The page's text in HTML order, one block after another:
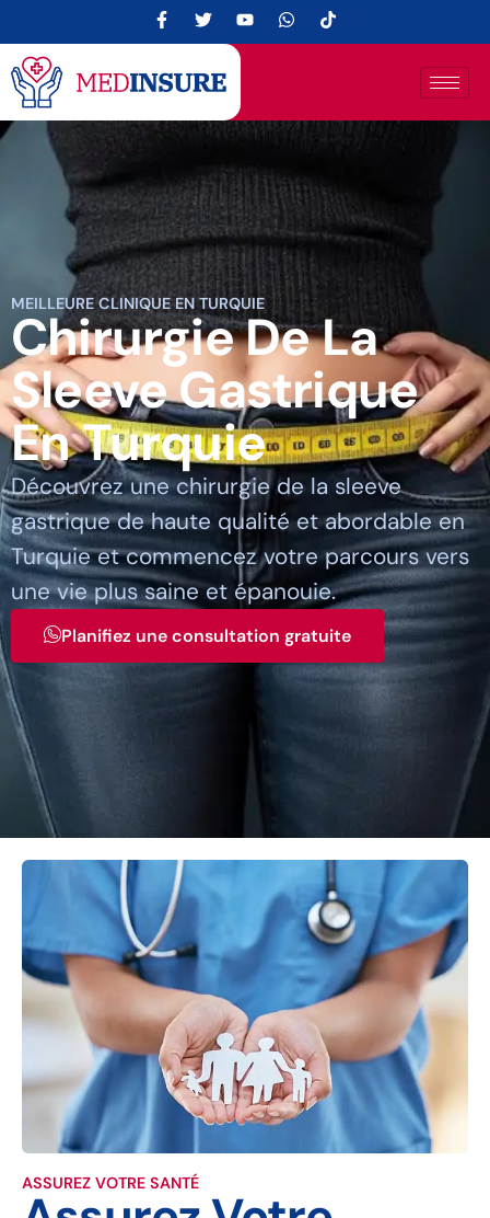
MEILLEURE CLINIQUE EN TURQUIE
Chirurgie De La
Sleeve Gastrique
En Turquie
Découvrez une chirurgie de la sleeve
gastrique de haute qualité et abordable en
Turquie et commencez votre parcours vers
une vie plus saine et épanouie.
Planifiez une consultation gratuite
ASSUREZ VOTRE SANTÉ